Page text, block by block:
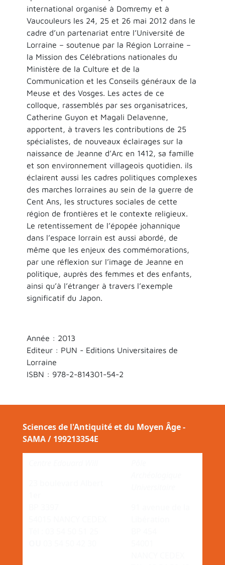
international organisé à Domremy et à
Vaucouleurs les 24, 25 et 26 mai 2012 dans le
cadre d’un partenariat entre l’Université de
Lorraine – soutenue par la Région Lorraine –
la Mission des Célébrations nationales du
Ministère de la Culture et de la
Communication et les Conseils généraux de la
Meuse et des Vosges. Les actes de ce
colloque, rassemblés par ses organisatrices,
Catherine Guyon et Magali Delavenne,
apportent, à travers les contributions de 25
spécialistes, de nouveaux éclairages sur la
naissance de Jeanne d’Arc en 1412, sa famille
et son environnement villageois quotidien. ils
éclairent aussi les cadres politiques complexes
des marches lorraines au sein de la guerre de
Cent Ans, les structures sociales de cette
région de frontières et le contexte religieux.
Le retentissement de l’épopée johannique
dans l’espace lorrain est aussi abordé, de
même que les enjeux des commémorations,
par une réflexion sur l’image de Jeanne en
politique, auprès des femmes et des enfants,
ainsi qu’à l’étranger à travers l’exemple
significatif du Japon.
Année : 2013
Editeur : PUN - Editions Universitaires de
Lorraine
ISBN : 978-2-814301-54-2
Sciences de l'Antiquité et du Moyen Âge -
SAMA / 199213354E